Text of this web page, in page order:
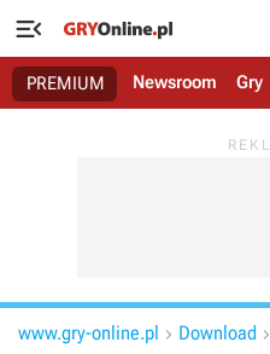

PREMIUM Newsroom Gry
www.gry-online.pl  Download 